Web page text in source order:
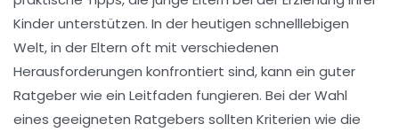
Kinder unterstützen. In der heutigen schnelllebigen
Welt, in der Eltern oft mit verschiedenen
Herausforderungen konfrontiert sind, kann ein guter
Ratgeber wie ein Leitfaden fungieren. Bei der Wahl
eines geeigneten Ratgebers sollten Kriterien wie die